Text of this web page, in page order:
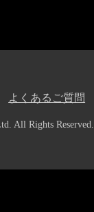
よくあるご質問
All Rights Reserved.